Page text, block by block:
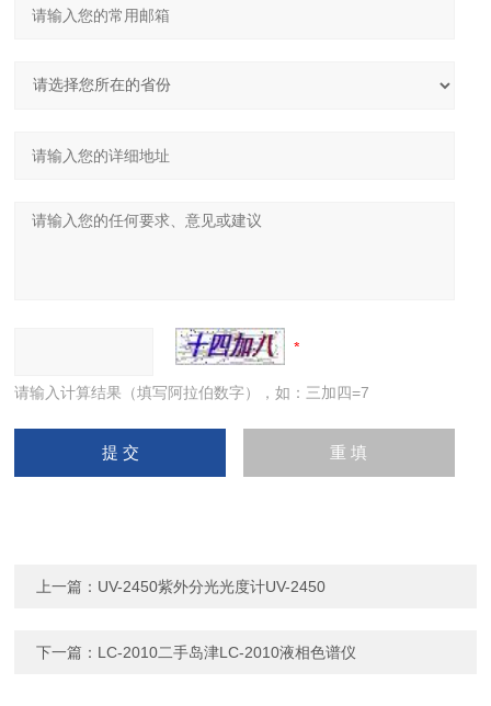
请输入计算结果（填写阿拉伯数字），如：三加四=7
上一篇： UV-2450紫外分光光度计UV-2450
下一篇： LC-2010二手岛津LC-2010液相色谱仪